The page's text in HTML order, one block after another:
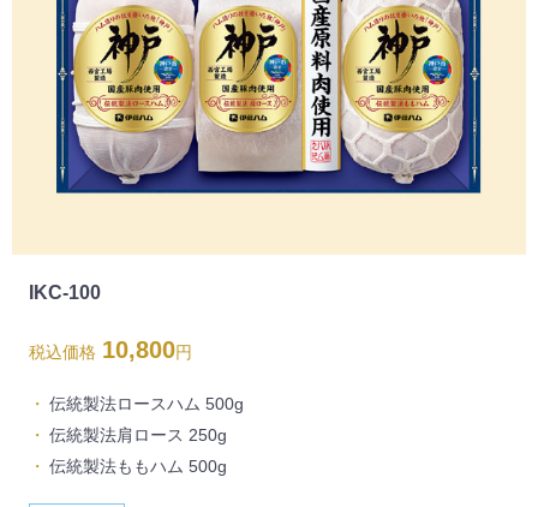
Q&A
とじる
IKC-100
税込価格 10,800円
伝統製法ロースハム 500g
伝統製法肩ロース 250g
伝統製法ももハム 500g